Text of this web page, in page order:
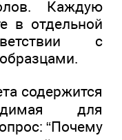
Каждую
в отдельной
с
содержится
для
“Почему